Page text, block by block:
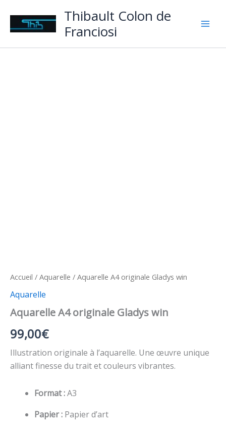
contenu
Thibault Colon de
Franciosi
Accueil / Aquarelle / Aquarelle A4 originale Gladys win
Aquarelle
Aquarelle A4 originale Gladys win
99,00€
Illustration originale à l’aquarelle. Une œuvre unique
alliant finesse du trait et couleurs vibrantes.
Format :A3
Papier : Papier d’art